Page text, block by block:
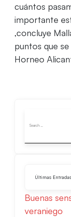
cuántos
importante
,concluye
puntos que
Horneo
Últimas Entradas
Buenas
veraniego